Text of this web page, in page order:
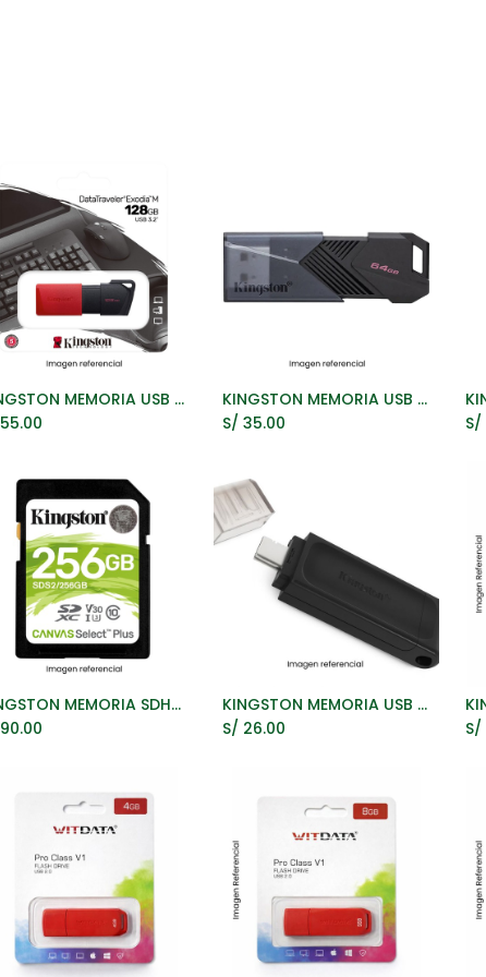
Añadir al Carrito
KINGSTON MEMORIA USB 128GB 3.2
55.00
Añadir al Carrito
KINGSTON MEMORIA USB 3.2 64GB
S/ 35.00
S/
Añadir al Carrito
KINGSTON MEMORIA SDHC 256GB 100MB/S C10 UHS-I PARA CAMARAS
90.00
Añadir al Carrito
KINGSTON MEMORIA USB TIPO C 64GB DT70 3.2 GEN1 NEGRO 5 AÑOS GARANTIA
S/ 26.00
S/